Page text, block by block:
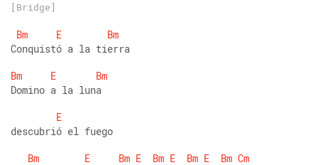
[Bridge]
Bm E
Bm
Conquistó a la tierra
Bm
E
Bm
Domino a la luna
E
descubrió el fuego
Bm
E Bm E Bm E Bm E Bm Cm